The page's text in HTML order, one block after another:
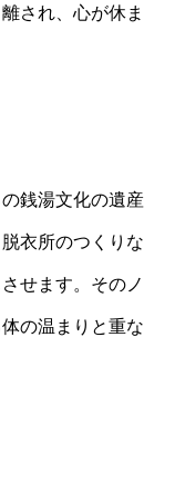
され、心が休ま
銭湯文化の遺産
衣所のつくりな
せます。そのノ
の温まりと重な